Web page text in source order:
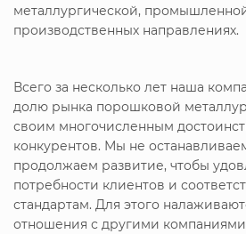
металлургической,
производственных направлениях.
Всего за несколько лет наша
долю рынка порошковой
своим многочисленным
конкурентов. Мы не
продолжаем развитие, чтобы
потребности клиентов и
стандартам. Для этого
отношения с другими